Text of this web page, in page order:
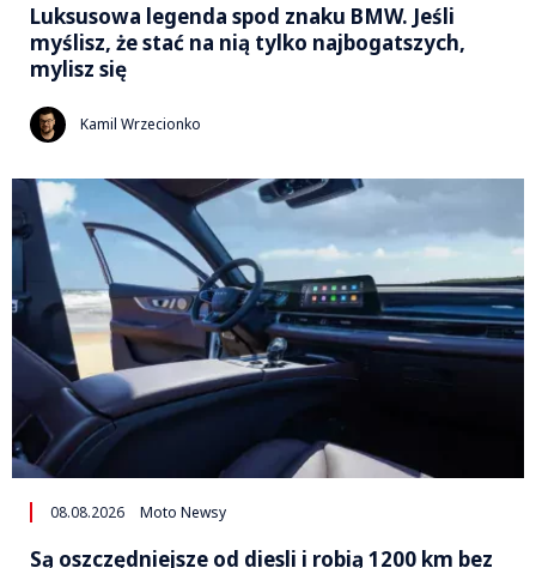
Luksusowa legenda spod znaku BMW. Jeśli
myślisz, że stać na nią tylko najbogatszych,
mylisz się
Kamil Wrzecionko
08.08.2026 Moto Newsy
Są oszczędniejsze od diesli i robią 1200 km bez